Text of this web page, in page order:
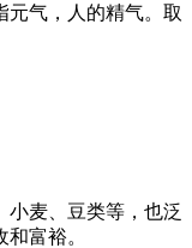
元气，人的精气。取
小麦、豆类等，也泛
富裕。